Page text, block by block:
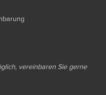
vereinbaren Sie gerne